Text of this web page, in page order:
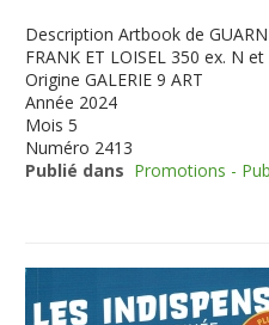
Description Artbook de
FRANK ET LOISEL 350 ex. N et
Origine GALERIE 9 ART
Année 2024
Mois 5
Numéro 2413
Publié dans Promotions -